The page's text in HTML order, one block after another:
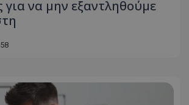
για να μην εξαντληθούμε
Microsoft Corporation